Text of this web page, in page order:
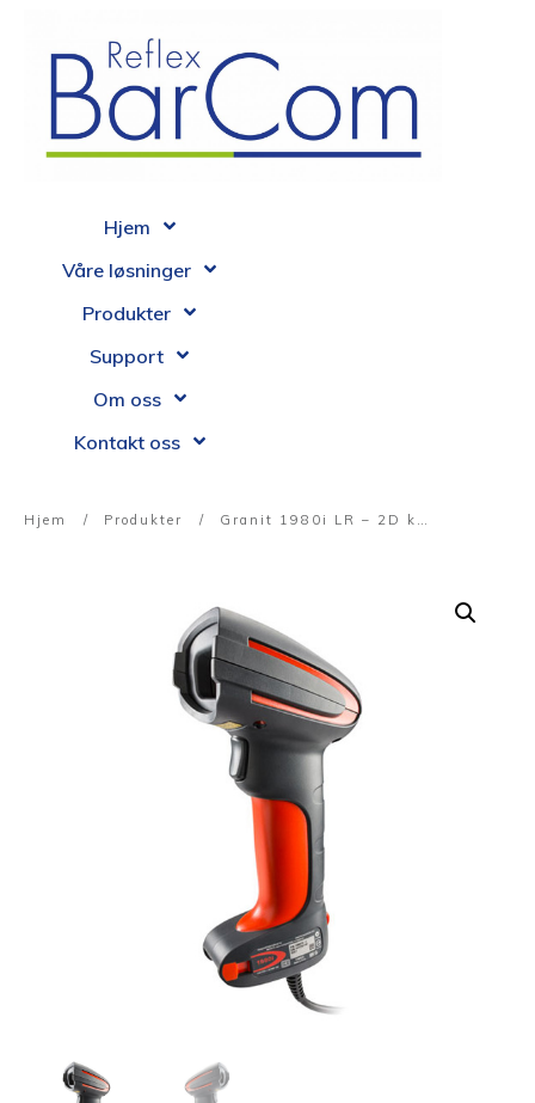
Hjem
Våre løsninger
Produkter
Support
Om oss
Kontakt oss
Hjem / Produkter / Granit 1980i LR – 2D kablet imager skanner